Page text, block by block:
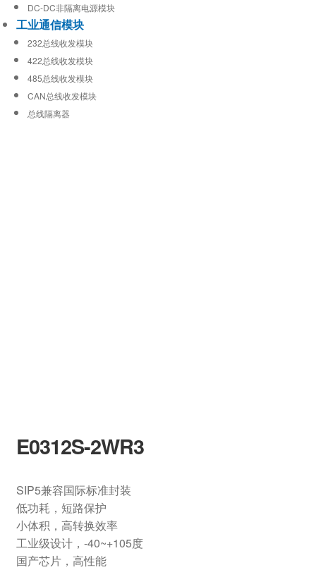
E0312S-2WR3
SIP5兼容国际标准封装
低功耗，短路保护
小体积，高转换效率
工业级设计，-40~+105度
国产芯片，高性能
DC-DC非隔离电源模块
工业通信模块
232总线收发模块
422总线收发模块
485总线收发模块
CAN总线收发模块
总线隔离器